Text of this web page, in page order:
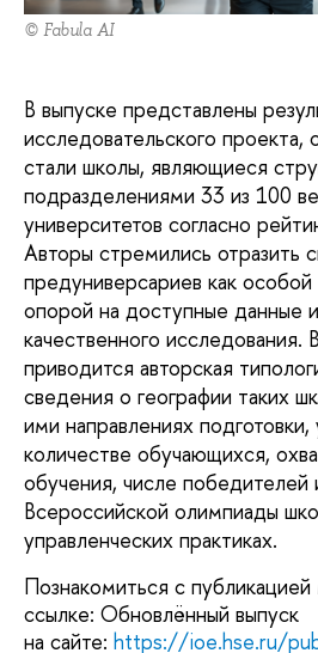
© Fabula AI
В выпуске представлены
исследовательского проекта,
стали школы, являющиеся
подразделениями 33 из 100
университетов согласно
Авторы стремились отразить
предуниверсариев как
опорой на доступные данные
качественного
приводится авторская
сведения о географии таких
ими направлениях
количестве обучающихся,
обучения, числе победителей
Всероссийской олимпиады
управленческих практиках.
Познакомиться с
ссылке: Обновлённый выпуск
на сайте: https://ioe.hse.ru/